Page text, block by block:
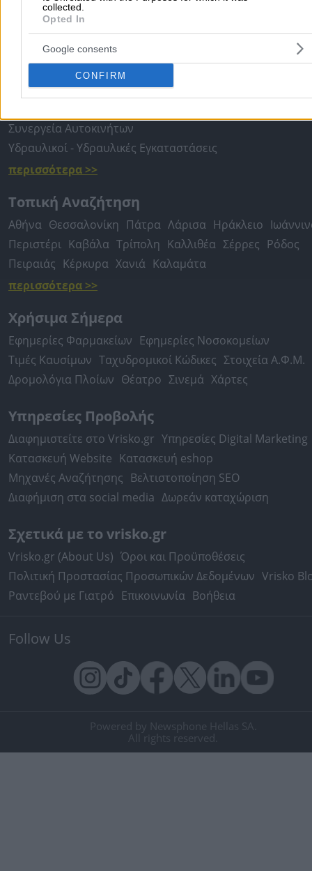
collected.
Opted In
Google consents
CONFIRM
> Νομός Δωδεκανήσων
Δημοφιλείς Αναζητήσεις
Μετακομίσεις & Μεταφορές Κλειδιά & Κλειδαριές
Συνεργεία Αυτοκινήτων
Υδραυλικοί - Υδραυλικές Εγκαταστάσεις
περισσότερα >>
Τοπική Αναζήτηση
Αθήνα Θεσσαλονίκη Πάτρα Λάρισα Ηράκλειο
Περιστέρι Καβάλα Τρίπολη Καλλιθέα Σέρρες Ρόδος
Πειραιάς Κέρκυρα Χανιά Καλαμάτα
περισσότερα >>
Χρήσιμα Σήμερα
Εφημερίες Φαρμακείων Εφημερίες Νοσοκομείων
Τιμές Καυσίμων Ταχυδρομικοί Κώδικες Στοιχεία Α.Φ.Μ.
Δρομολόγια Πλοίων Θέατρο Σινεμά Χάρτες
Υπηρεσίες Προβολής
Διαφημιστείτε στο Vrisko.gr Υπηρεσίες Digital Marketing
Κατασκευή Website Κατασκευή eshop
Μηχανές Αναζήτησης Βελτιστοποίηση SEO
Διαφήμιση στα social media Δωρεάν καταχώριση
Σχετικά με το vrisko.gr
Vrisko.gr (About Us) Όροι και Προϋποθέσεις
Πολιτική Προστασίας Προσωπικών Δεδομένων Vrisko
Ραντεβού με Γιατρό Επικοινωνία Βοήθεια
Follow Us
Powered by Newsphone Hellas SA.
All rights reserved.